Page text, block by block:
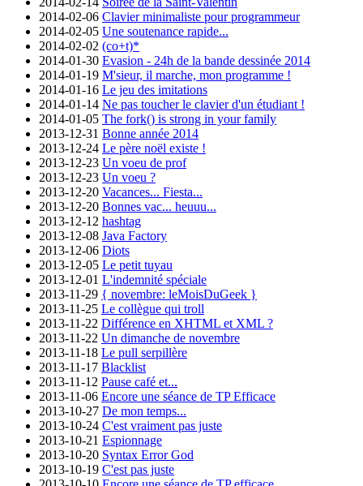
2014-02-06 Clavier minimaliste pour programmeur
2014-02-05 Une soutenance rapide...
2014-02-02 (co+t)*
2014-01-30 Evasion - 24h de la bande dessinée 2014
2014-01-19 M'sieur, il marche, mon programme !
2014-01-16 Le jeu des imitations
2014-01-14 Ne pas toucher le clavier d'un étudiant !
2014-01-05 The fork() is strong in your family
2013-12-31 Bonne année 2014
2013-12-24 Le père noël existe !
2013-12-23 Un voeu de prof
2013-12-23 Un voeu ?
2013-12-20 Vacances... Fiesta...
2013-12-20 Bonnes vac... heuuu...
2013-12-12 hashtag
2013-12-08 Java Factory
2013-12-06 Diots
2013-12-05 Le petit tuyau
2013-12-01 L'indemnité spéciale
2013-11-29 { novembre: leMoisDuGeek }
2013-11-25 Le collègue qui troll
2013-11-22 Différence en XHTML et XML ?
2013-11-22 Un dimanche de novembre
2013-11-18 Le pull serpillère
2013-11-17 Blacklist
2013-11-12 Pause café et...
2013-11-06 Encore une séance de TP Efficace
2013-10-27 De mon temps...
2013-10-24 C'est vraiment pas juste
2013-10-21 Espionnage
2013-10-20 Syntax Error God
2013-10-19 C'est pas juste